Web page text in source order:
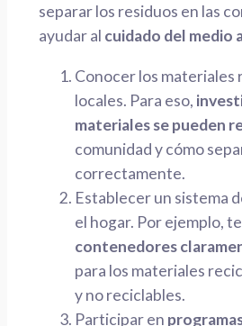
separar los residuos en las
ayudar al cuidado del medio
Conocer los materiales
locales. Para eso,
materiales se pueden
comunidad y cómo
correctamente.
Establecer un sistema
el hogar. Por ejemplo,
contenedores
para los materiales
y no reciclables.
Participar en